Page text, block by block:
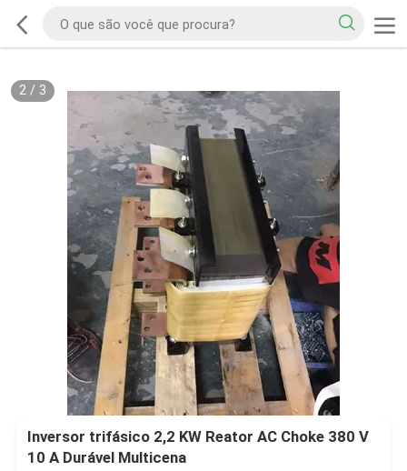
2/ 3
Inversor trifásico 2,2 KW Reator AC Choke 380 V
10 A Durável Multicena